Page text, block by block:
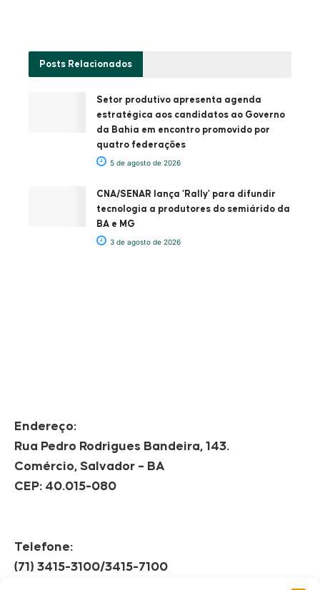
Posts Relacionados
Setor produtivo apresenta agenda
estratégica aos candidatos ao Governo
da Bahia em encontro promovido por
quatro federações
5 de agosto de 2026
CNA/SENAR lança ‘Rally’ para difundir
tecnologia a produtores do semiárido da
BA e MG
3 de agosto de 2026
Endereço:
Rua Pedro Rodrigues Bandeira, 143.
Comércio, Salvador – BA
CEP: 40.015-080
Telefone:
(71) 3415-3100/3415-7100